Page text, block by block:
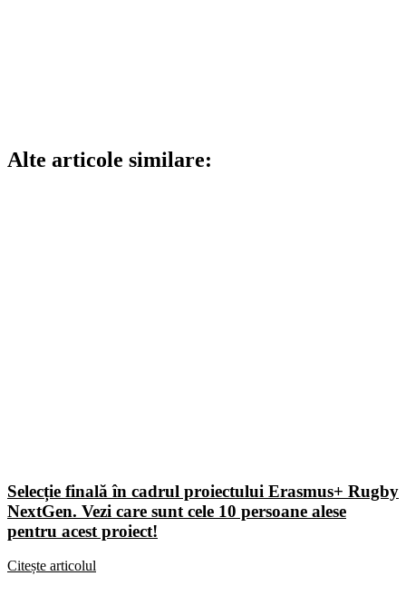
Alte articole similare:
Selecție finală în cadrul proiectului Erasmus+ Rugby
NextGen. Vezi care sunt cele 10 persoane alese
pentru acest proiect!
Citește articolul